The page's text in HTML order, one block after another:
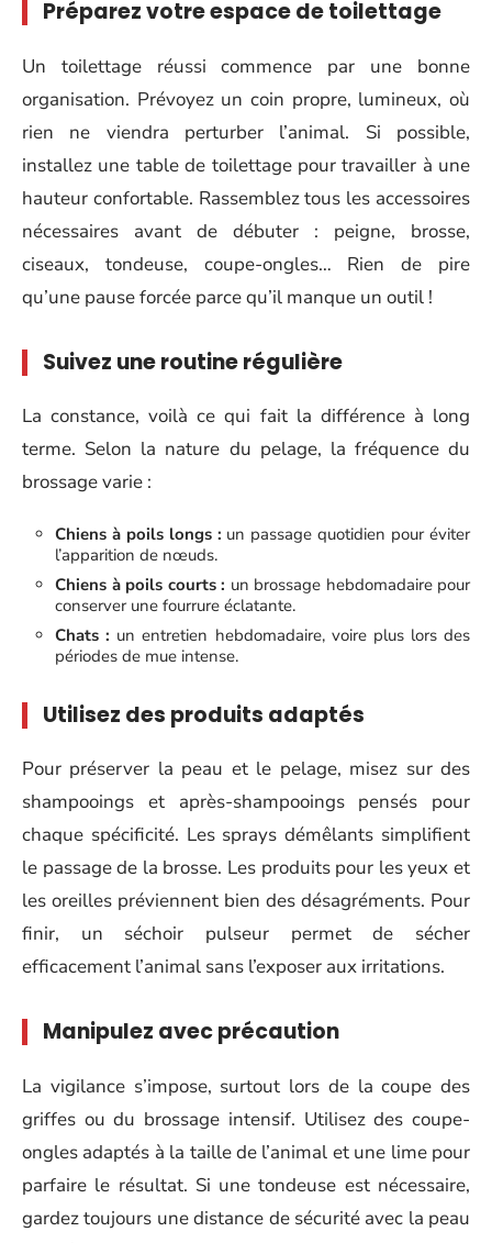
Préparez votre espace de toilettage
Un toilettage réussi commence par une bonne
organisation. Prévoyez un coin propre, lumineux, où
rien ne viendra perturber l’animal. Si possible,
installez une table de toilettage pour travailler à une
hauteur confortable. Rassemblez tous les accessoires
nécessaires avant de débuter : peigne, brosse,
ciseaux, tondeuse, coupe-ongles… Rien de pire
qu’une pause forcée parce qu’il manque un outil !
Suivez une routine régulière
La constance, voilà ce qui fait la différence à long
terme. Selon la nature du pelage, la fréquence du
brossage varie :
Chiens à poils longs : un passage quotidien pour éviter
l’apparition de nœuds.
Chiens à poils courts : un brossage hebdomadaire pour
conserver une fourrure éclatante.
Chats : un entretien hebdomadaire, voire plus lors des
périodes de mue intense.
Utilisez des produits adaptés
Pour préserver la peau et le pelage, misez sur des
shampooings et après-shampooings pensés pour
chaque spécificité. Les sprays démêlants simplifient
le passage de la brosse. Les produits pour les yeux et
les oreilles préviennent bien des désagréments. Pour
finir, un séchoir pulseur permet de sécher
efficacement l’animal sans l’exposer aux irritations.
Manipulez avec précaution
La vigilance s’impose, surtout lors de la coupe des
griffes ou du brossage intensif. Utilisez des coupe-
ongles adaptés à la taille de l’animal et une lime pour
parfaire le résultat. Si une tondeuse est nécessaire,
gardez toujours une distance de sécurité avec la peau